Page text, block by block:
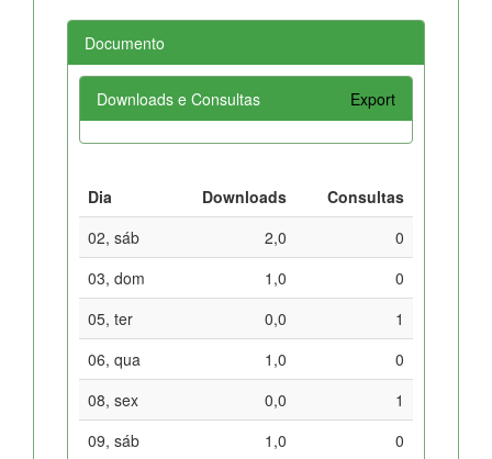
Documento
Downloads e Consultas Export
Dia Downloads
Consultas
02, sáb
2,0
0
03, dom
1,0
0
05, ter
0,0
1
06, qua
1,0
0
08, sex
0,0
1
09, sáb
1,0
0